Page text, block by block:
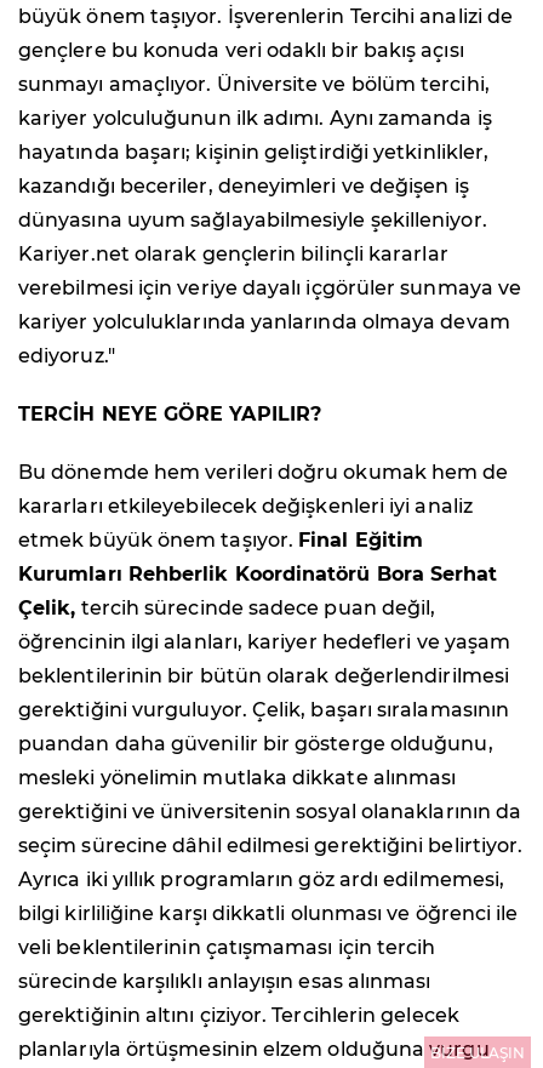
büyük önem taşıyor. İşverenlerin Tercihi analizi de
gençlere bu konuda veri odaklı bir bakış açısı
sunmayı amaçlıyor. Üniversite ve bölüm tercihi,
kariyer yolculuğunun ilk adımı. Aynı zamanda iş
hayatında başarı; kişinin geliştirdiği yetkinlikler,
kazandığı beceriler, deneyimleri ve değişen iş
dünyasına uyum sağlayabilmesiyle şekilleniyor.
Kariyer.net olarak gençlerin bilinçli kararlar
verebilmesi için veriye dayalı içgörüler sunmaya ve
kariyer yolculuklarında yanlarında olmaya devam
ediyoruz."
TERCİH NEYE GÖRE YAPILIR?
Bu dönemde hem verileri doğru okumak hem de
kararları etkileyebilecek değişkenleri iyi analiz
etmek büyük önem taşıyor. Final Eğitim
Kurumları Rehberlik Koordinatörü Bora Serhat
Çelik, tercih sürecinde sadece puan değil,
öğrencinin ilgi alanları, kariyer hedefleri ve yaşam
beklentilerinin bir bütün olarak değerlendirilmesi
gerektiğini vurguluyor. Çelik, başarı sıralamasının
puandan daha güvenilir bir gösterge olduğunu,
mesleki yönelimin mutlaka dikkate alınması
gerektiğini ve üniversitenin sosyal olanaklarının da
seçim sürecine dâhil edilmesi gerektiğini belirtiyor.
Ayrıca iki yıllık programların göz ardı edilmemesi,
bilgi kirliliğine karşı dikkatli olunması ve öğrenci ile
veli beklentilerinin çatışmaması için tercih
sürecinde karşılıklı anlayışın esas alınması
gerektiğinin altını çiziyor. Tercihlerin gelecek
planlarıyla örtüşmesinin elzem olduğuna vurgu
BİZE ULAŞIN